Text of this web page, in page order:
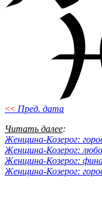
<< Пред. дата
Читать далее:
Женщина-Козерог:
Женщина-Козерог:
Женщина-Козерог:
Женщина-Козерог: